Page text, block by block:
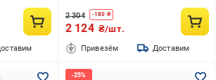
2 304 -180 ₴
2 124 ₴/шт.
Привезём Доставим